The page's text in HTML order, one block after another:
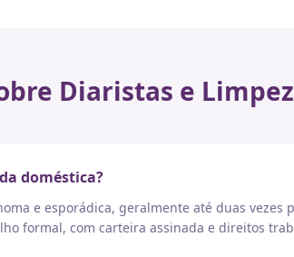
Diaristas e
doméstica?
e esporádica, geralmente até duas vezes
formal, com carteira assinada e direitos